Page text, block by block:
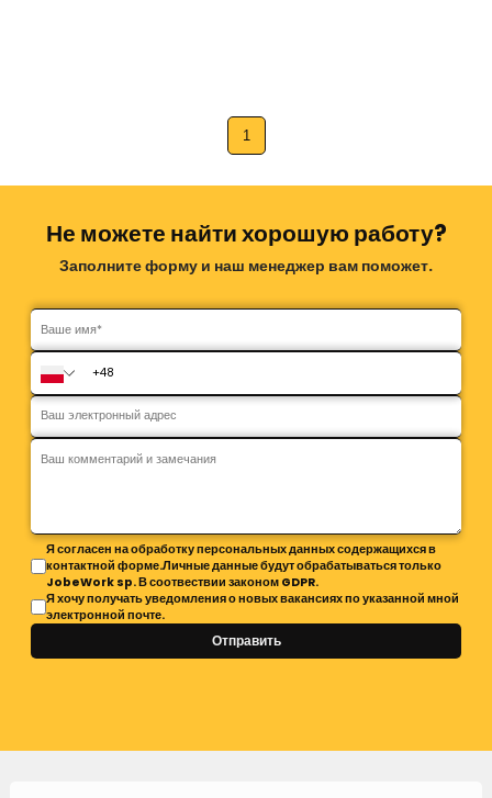
1
Не можете найти хорошую работу?
Заполните форму и наш менеджер вам поможет.
Я согласен на обработку персональных данных содержащихся в
контактной форме.Личные данные будут обрабатываться только
JobeWork sp. В соотвествии законом GDPR.
Я хочу получать уведомления о новых вакансиях по указанной мной
электронной почте.
Отправить